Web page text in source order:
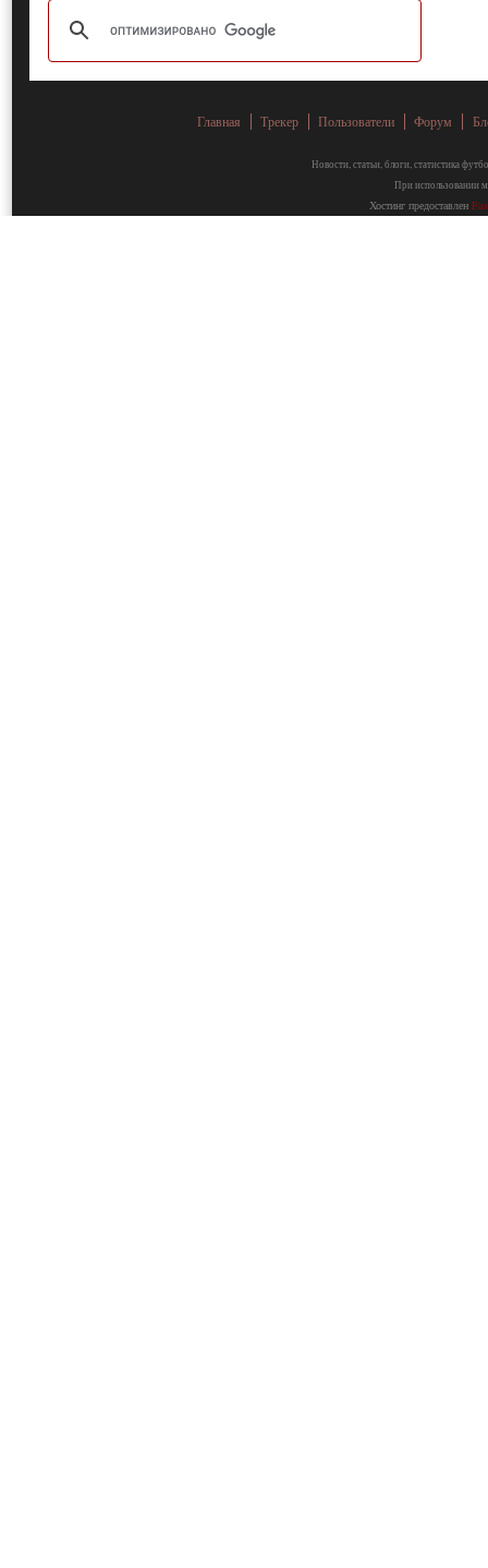
Главная Трекер Пользователи Форум
Новости, статьи, блоги, статистика
При использовании
Хостинг предоставлен